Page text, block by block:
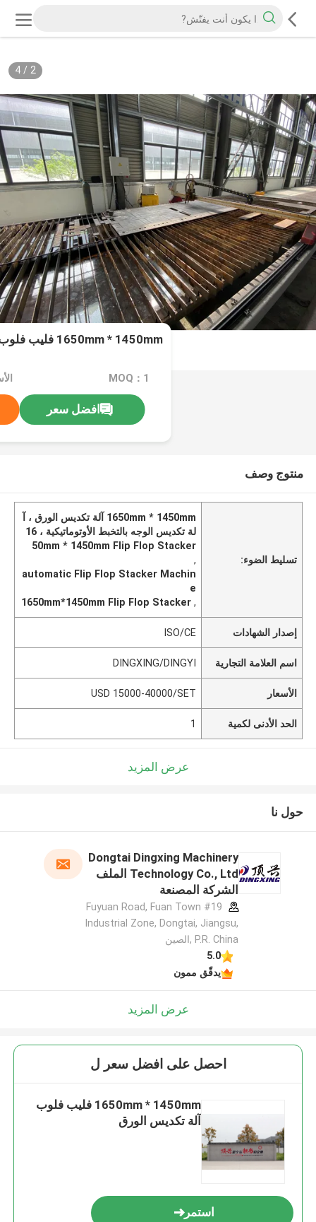
2
/
4
1650mm * 1450mm فليب فلوب آلة تكديس الورق
MOQ：1
افضل سعر
منتوج وصف
تسليط الضوء:
1650mm * 1450mm آلة تكديس الورق ، آ
لة تكديس الوجه بالتخبط الأوتوماتيكية ، 16
50mm * 1450mm Flip Flop Stacker
,
automatic Flip Flop Stacker Machin
e
,
1650mm*1450mm Flip Flop Stacker
إصدار الشهادات ISO/CE
اسم العلامة التجارية DINGXING/DINGYI
الأسعار USD 15000-40000/SET
الحد الأدنى لكمية 1
عرض المزيد
حول نا
Dongtai Dingxing Machinery
Technology Co., Ltd الملف
الشركة المصنعة
#19 Fuyuan Road, Fuan Town
Industrial Zone, Dongtai, Jiangsu,
P.R. China ,الصين
5.0
يدقّق ممون
عرض المزيد
احصل على افضل سعر ل
1650mm * 1450mm فليب فلوب
آلة تكديس الورق
استمر